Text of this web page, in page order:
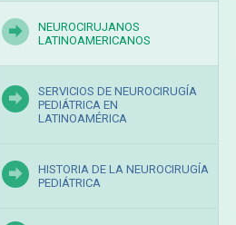
NEUROCIRUJANOS
LATINOAMERICANOS
SERVICIOS DE NEUROCIRUGÍA
PEDIÁTRICA EN
LATINOAMÉRICA
HISTORIA DE LA NEUROCIRUGÍA
PEDIÁTRICA